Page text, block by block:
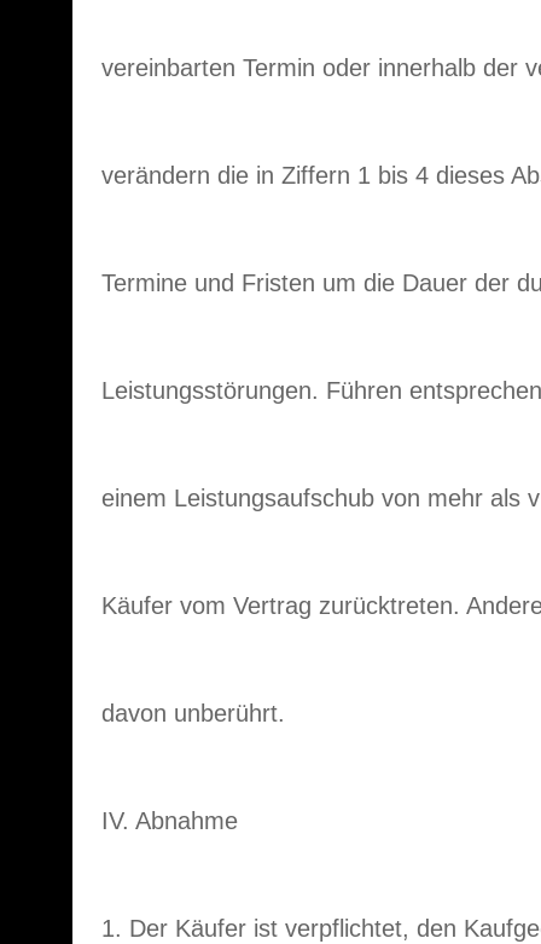
vereinbarten Termin oder innerhalb der
verändern die in Ziffern 1 bis 4 dieses
Termine und Fristen um die Dauer der
Leistungsstörungen. Führen
einem Leistungsaufschub von mehr als
Käufer vom Vertrag zurücktreten.
davon unberührt.
IV. Abnahme
1. Der Käufer ist verpflichtet, den